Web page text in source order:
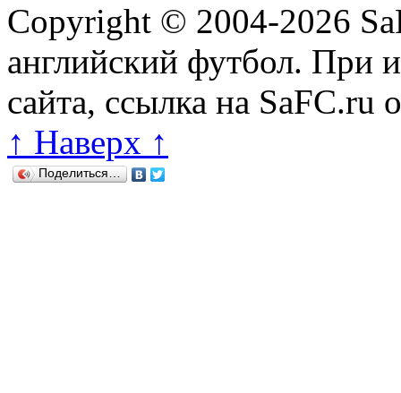
Copyright © 2004-2026
английский футбол. При
сайта, ссылка на SaFC.ru
↑ Наверх ↑
Поделиться…